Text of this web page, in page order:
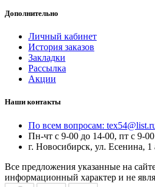
Дополнительно
Личный кабинет
История заказов
Закладки
Рассылка
Акции
Наши контакты
По всем вопросам:
Пн-чт с 9-00 до 14-00, пт с 9-
г. Новосибирск, ул. Есенина,
Все предложения указанные на
информационный характер и не